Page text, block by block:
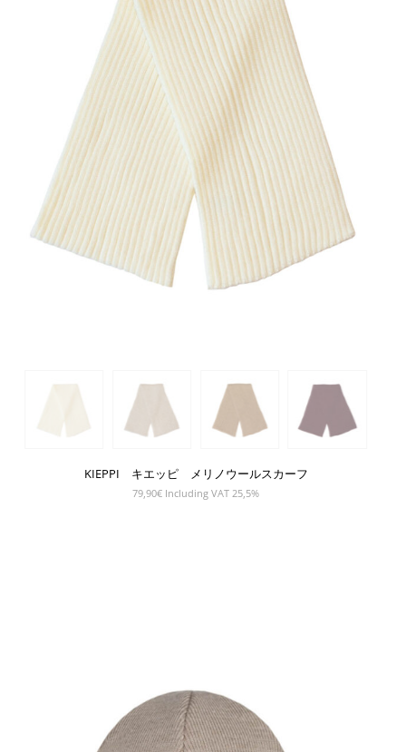
KIEPPI キエッピ メリノウールスカーフ
79,90€ Including VAT 25,5%